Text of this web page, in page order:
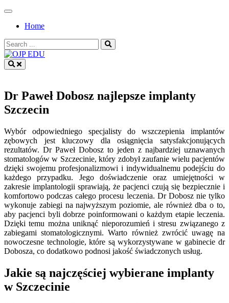
Skip
contentHome
Search
for:
Dr Paweł Dobosz najlepsze implanty
Szczecin
Wybór odpowiedniego specjalisty do wszczepienia implantów
zębowych jest kluczowy dla osiągnięcia satysfakcjonujących
rezultatów. Dr Paweł Dobosz to jeden z najbardziej uznawanych
stomatologów w Szczecinie, który zdobył zaufanie wielu pacjentów
dzięki swojemu profesjonalizmowi i indywidualnemu podejściu do
każdego przypadku. Jego doświadczenie oraz umiejętności w
zakresie implantologii sprawiają, że pacjenci czują się bezpiecznie i
komfortowo podczas całego procesu leczenia. Dr Dobosz nie tylko
wykonuje zabiegi na najwyższym poziomie, ale również dba o to,
aby pacjenci byli dobrze poinformowani o każdym etapie leczenia.
Dzięki temu można uniknąć nieporozumień i stresu związanego z
zabiegami stomatologicznymi. Warto również zwrócić uwagę na
nowoczesne technologie, które są wykorzystywane w gabinecie dr
Dobosza, co dodatkowo podnosi jakość świadczonych usług.
Jakie są najczęściej wybierane implanty
w Szczecinie